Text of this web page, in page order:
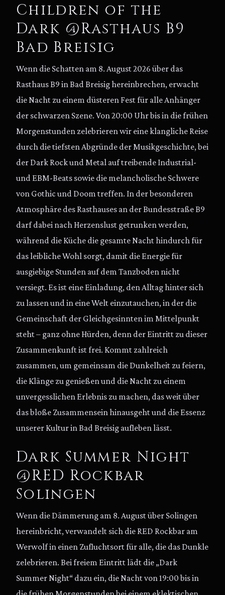
Children of the
Dark @Rasthaus B9
Bad Breisig
Wenn die Schatten am 8. August 2026 über das
Rasthaus B9 in Bad Breisig hereinbrechen, erwacht
die Nacht zu einem düsteren Fest für alle Anhänger
der schwarzen Szene. Von 20:00 Uhr bis in die frühen
Morgenstunden zelebrieren wir eine klangliche Reise
durch die tiefsten Abgründe der Musikgeschichte, bei
der Dark Rock und Metal auf treibende Industrial-
und EBM-Beats sowie die melancholische Schwere
von Gothic und Doom treffen. In der besonderen
Atmosphäre des Rasthauses an der Bundesstraße B9
darf dabei nach Herzenslust getrunken werden,
während die Küche die gesamte Nacht hindurch für
das leibliche Wohl sorgt, damit die Energie für
ausgiebige Stunden auf dem Tanzboden nicht
versiegt. Es ist eine Einladung, den Alltag hinter sich
zu lassen und in eine Welt einzutauchen, in der die
Gemeinschaft der Gleichgesinnten im Mittelpunkt
steht – ganz ohne Hürden, denn der Eintritt zu dieser
Zusammenkunft ist frei. Kommt zahlreich
zusammen, um gemeinsam die Dunkelheit zu feiern,
die Klänge zu genießen und die Nacht zu einem
unvergesslichen Erlebnis zu machen, das weit über
das bloße Zusammensein hinausgeht und die Essenz
unserer Kultur in Bad Breisig aufleben lässt.
Dark Summer Night
@RED Rockbar
Solingen
Wenn die Dämmerung am 8. August über Solingen
hereinbricht, verwandelt sich die RED Rockbar am
Werwolf in einen Zufluchtsort für alle, die das Dunkle
zelebrieren. Bei freiem Eintritt lädt die „Dark
Summer Night“ dazu ein, die Nacht von 19:00 bis in